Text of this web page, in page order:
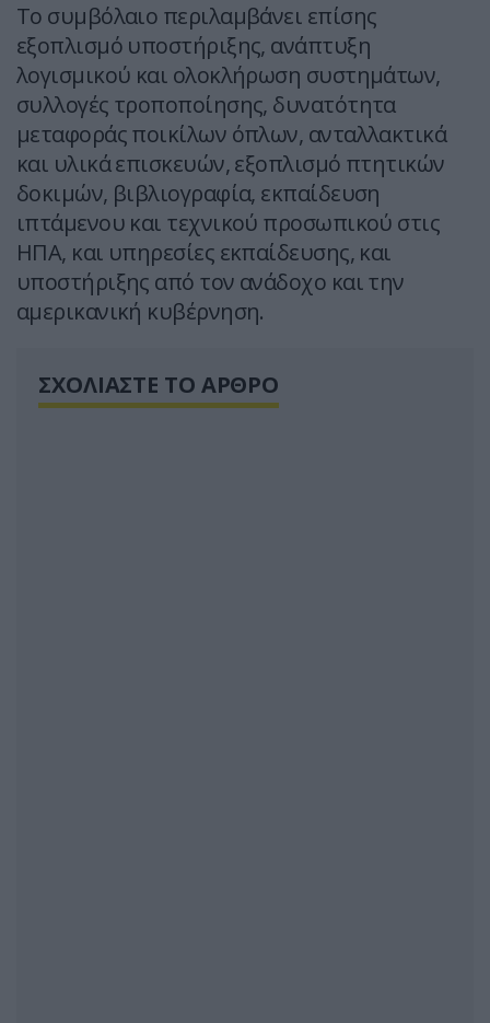
Το συμβόλαιο περιλαμβάνει επίσης
εξοπλισμό υποστήριξης, ανάπτυξη
λογισμικού και ολοκλήρωση συστημάτων,
συλλογές τροποποίησης, δυνατότητα
μεταφοράς ποικίλων όπλων, ανταλλακτικά
και υλικά επισκευών, εξοπλισμό πτητικών
δοκιμών, βιβλιογραφία, εκπαίδευση
ιπτάμενου και τεχνικού προσωπικού στις
ΗΠΑ, και υπηρεσίες εκπαίδευσης, και
υποστήριξης από τον ανάδοχο και την
αμερικανική κυβέρνηση.
ΣΧΟΛΙΑΣΤΕ ΤΟ ΑΡΘΡΟ